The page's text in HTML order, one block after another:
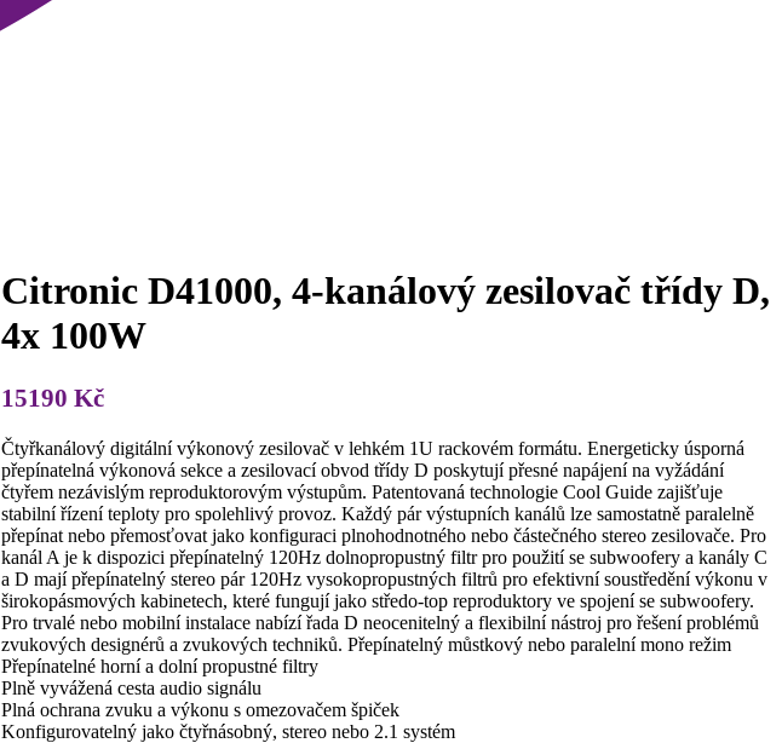
Citronic D41000, 4-kanálový zesilovač třídy D,
4x 100W
15190 Kč
Čtyřkanálový digitální výkonový zesilovač v lehkém 1U rackovém formátu. Energeticky úsporná
přepínatelná výkonová sekce a zesilovací obvod třídy D poskytují přesné napájení na vyžádání
čtyřem nezávislým reproduktorovým výstupům. Patentovaná technologie Cool Guide zajišťuje
stabilní řízení teploty pro spolehlivý provoz. Každý pár výstupních kanálů lze samostatně paralelně
přepínat nebo přemosťovat jako konfiguraci plnohodnotného nebo částečného stereo zesilovače. Pro
kanál A je k dispozici přepínatelný 120Hz dolnopropustný filtr pro použití se subwoofery a kanály C
a D mají přepínatelný stereo pár 120Hz vysokopropustných filtrů pro efektivní soustředění výkonu v
širokopásmových kabinetech, které fungují jako středo-top reproduktory ve spojení se subwoofery.
Pro trvalé nebo mobilní instalace nabízí řada D neocenitelný a flexibilní nástroj pro řešení problémů
zvukových designérů a zvukových techniků. Přepínatelný můstkový nebo paralelní mono režim
Přepínatelné horní a dolní propustné filtry
Plně vyvážená cesta audio signálu
Plná ochrana zvuku a výkonu s omezovačem špiček
Konfigurovatelný jako čtyřnásobný, stereo nebo 2.1 systém